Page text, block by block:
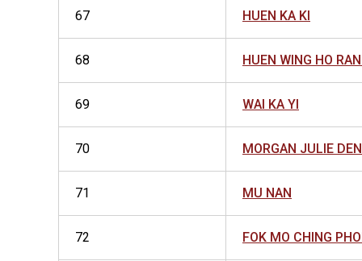
67 HUEN KA KI
68 HUEN WING HO
69 WAI KA YI
70 MORGAN JULIE
71 MU NAN
72 FOK MO CHING